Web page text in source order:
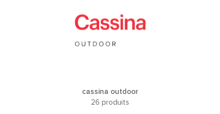
cassina outdoor
26 produits